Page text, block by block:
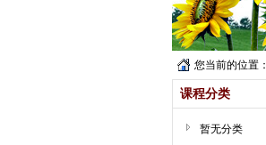
您当前的位置：
课程分类
暂无分类